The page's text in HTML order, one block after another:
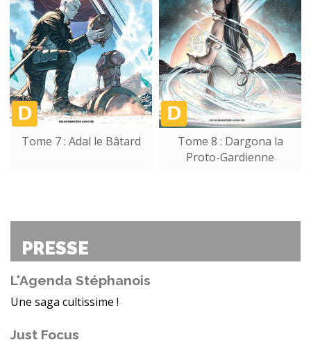
Tome 7 : Adal le Bâtard
Tome 8 : Dargona la
Proto-Gardienne
PRESSE
L'Agenda Stéphanois
Une saga cultissime !
Just Focus